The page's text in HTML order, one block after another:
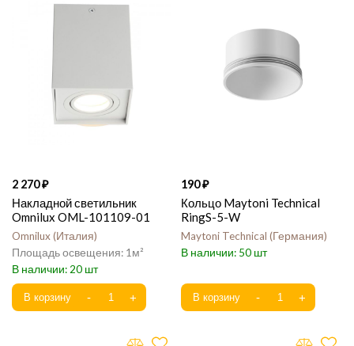
2 270
Накладной светильник
Omnilux OML-101109-01
Omnilux Италия
1
20
190
Кольцо Maytoni Technical
RingS-5-W
Maytoni Technical Германия
50